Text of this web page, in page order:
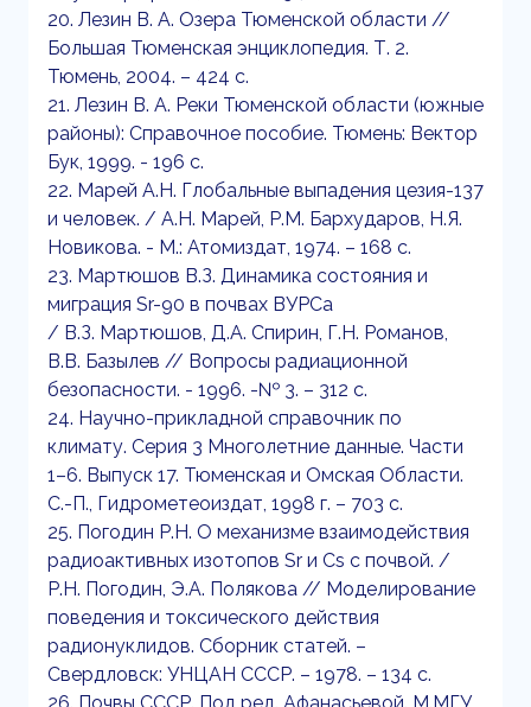
20. Лезин В. А. Озера Тюменской области //
Большая Тюменская энциклопедия. Т. 2.
Тюмень, 2004. – 424 с.
21. Лезин В. А. Реки Тюменской области (южные
районы): Справочное пособие. Тюмень: Вектор
Бук, 1999. - 196 с.
22. Марей А.Н. Глобальные выпадения цезия-137
и человек. / А.Н. Марей, Р.М. Бархударов, Н.Я.
Новикова. - М.: Атомиздат, 1974. – 168 с.
23. Мартюшов В.З. Динамика состояния и
миграция Sr-90 в почвах ВУРСа
/ В.З. Мартюшов, Д.А. Спирин, Г.Н. Романов,
В.В. Базылев // Вопросы радиационной
безопасности. - 1996. -№ 3. – 312 с.
24. Научно-прикладной справочник по
климату. Серия 3 Многолетние данные. Части
1–6. Выпуск 17. Тюменская и Омская Области.
С.-П., Гидрометеоиздат, 1998 г. – 703 с.
25. Погодин Р.Н. О механизме взаимодействия
радиоактивных изотопов Sr и Cs с почвой. /
Р.Н. Погодин, Э.А. Полякова // Моделирование
поведения и токсического действия
радионуклидов. Сборник статей. –
Свердловск: УНЦАН СССР. – 1978. – 134 с.